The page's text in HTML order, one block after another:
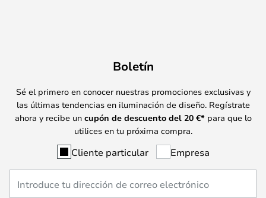
Boletín
Sé el primero en conocer nuestras promociones exclusivas y
las últimas tendencias en iluminación de diseño. Regístrate
ahora y recibe un cupón de descuento del 20 €* para que lo
utilices en tu próxima compra.
Cliente particular Empresa